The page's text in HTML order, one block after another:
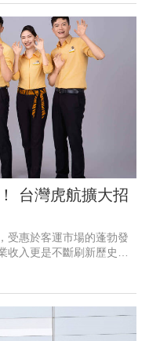
台灣虎航擴大招
受惠於客運市場的蓬勃發
收入更是不斷刷新歷史紀
布局，以及2028年起將
名客艙組員招募，預計今
視公司業務需求，安排於